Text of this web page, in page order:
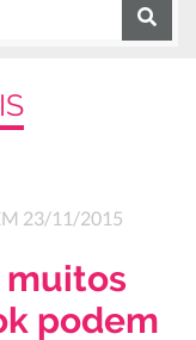
23/11/2015
podem